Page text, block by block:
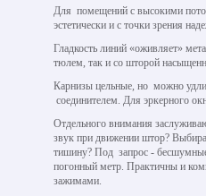
Для помещений с высокими
эстетически и с точки зрения
Гладкость линий «оживляет»
тюлем, так и со шторой
Карнизы цельные, но можно
соединителем. Для эркерного
Отдельного внимания
звук при движении штор?
тишину? Под запрос -
погонный метр. Практичны и
зажимами.